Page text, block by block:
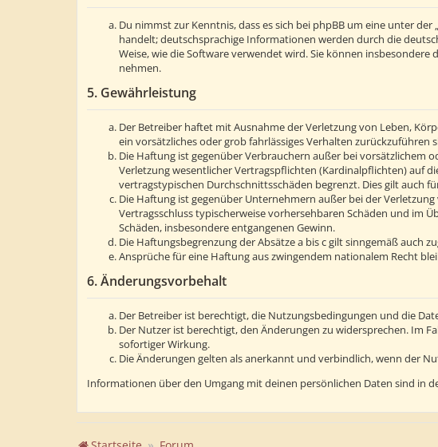
Du nimmst zur Kenntnis, dass es sich bei phpBB um eine unter der „
handelt; deutschsprachige Informationen werden durch die
Weise, wie die Software verwendet wird. Sie können
nehmen.
5. Gewährleistung
Der Betreiber haftet mit Ausnahme der Verletzung von Leben,
ein vorsätzliches oder grob fahrlässiges Verhalten
Die Haftung ist gegenüber Verbrauchern außer bei vorsätzlichem
Verletzung wesentlicher Vertragspflichten (Kardinalpflichten) auf
vertragstypischen Durchschnittsschäden begrenzt. Dies gilt auch
Die Haftung ist gegenüber Unternehmern außer bei der
Vertragsschluss typischerweise vorhersehbaren Schäden und im
Schäden, insbesondere entgangenen Gewinn.
Die Haftungsbegrenzung der Absätze a bis c gilt sinngemäß auch
Ansprüche für eine Haftung aus zwingendem nationalem Recht
6. Änderungsvorbehalt
Der Betreiber ist berechtigt, die Nutzungsbedingungen und die
Der Nutzer ist berechtigt, den Änderungen zu widersprechen. Im
sofortiger Wirkung.
Die Änderungen gelten als anerkannt und verbindlich, wenn der
Informationen über den Umgang mit deinen persönlichen Daten sind in